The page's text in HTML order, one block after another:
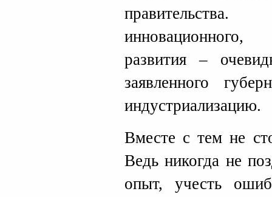
инновационного,
развития –
заявленного
индустриализацию.
Вместе с тем не
Ведь никогда не
опыт, учесть